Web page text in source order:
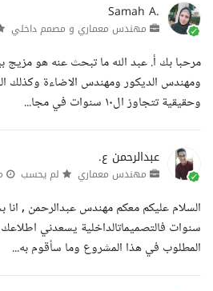
Samah A.
مهندس معماري و مصمم داخلي
مرحبا بك أ. عبد الله ما تبحث عنه هو مزيج
ومهندس الديكور ومهندس الاضاءة وكذلك
وحقيقية تتجاوز ال١٠ سنوات في مجا...
عبدالرحمن ع.
مهندس معماري لم يحسب
سنوات فالتصميماتالداخلية يسعدني
المطلوب في هذا المشروع وما سأقوم به...